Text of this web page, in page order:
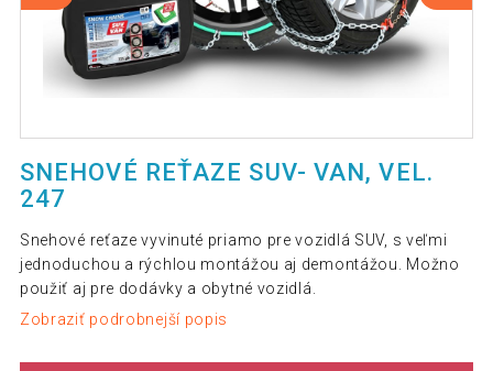
SNEHOVÉ REŤAZE SUV- VAN, VEL.
247
Snehové reťaze vyvinuté priamo pre vozidlá SUV, s veľmi
jednoduchou a rýchlou montážou aj demontážou. Možno
použiť aj pre dodávky a obytné vozidlá.
Zobraziť podrobnejší popis